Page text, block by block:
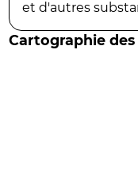
et d'autres
Cartographie